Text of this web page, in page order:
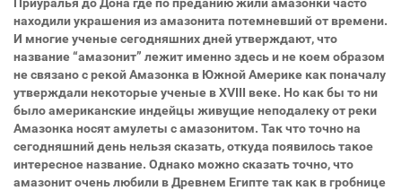
находили украшения из амазонита потемневший от времени.
И многие ученые сегодняшних дней утверждают, что
название “амазонит” лежит именно здесь и не коем образом
не связано с рекой Амазонка в Южной Америке как поначалу
утверждали некоторые ученые в XVIII веке. Но как бы то ни
было американские индейцы живущие неподалеку от реки
Амазонка носят амулеты с амазонитом. Так что точно на
сегодняшний день нельзя сказать, откуда появилось такое
интересное название. Однако можно сказать точно, что
амазонит очень любили в Древнем Египте так как в гробнице